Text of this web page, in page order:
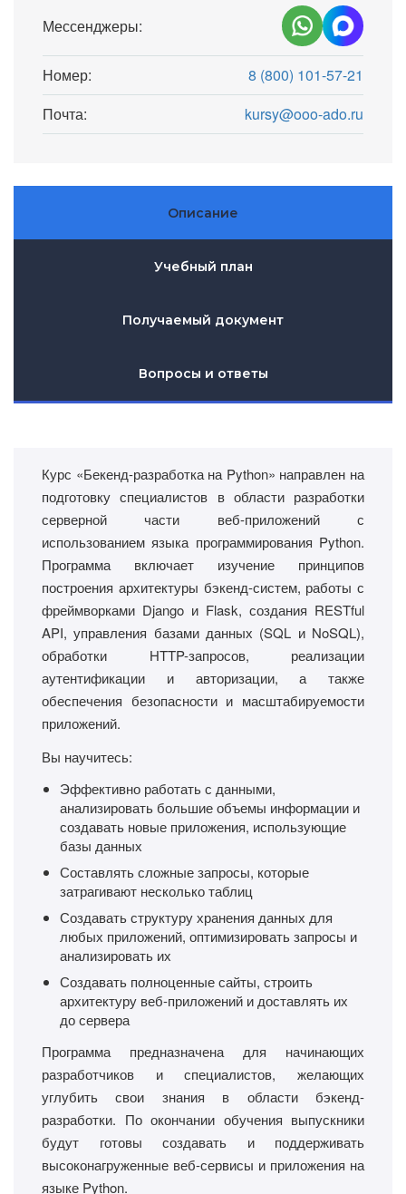
Мессенджеры:
Номер:
8 (800) 101-57-21
Почта:
kursy@ooo-ado.ru
Описание
Учебный план
Получаемый документ
Вопросы и ответы
Курс «Бекенд-разработка на Python» направлен на
подготовку специалистов в области разработки
серверной части веб-приложений с
использованием языка программирования Python.
Программа включает изучение принципов
построения архитектуры бэкенд-систем, работы с
фреймворками Django и Flask, создания RESTful
API, управления базами данных (SQL и NoSQL),
обработки HTTP-запросов, реализации
аутентификации и авторизации, а также
обеспечения безопасности и масштабируемости
приложений.
Вы научитесь:
Эффективно работать с данными,
анализировать большие объемы информации и
создавать новые приложения, использующие
базы данных
Составлять сложные запросы, которые
затрагивают несколько таблиц
Создавать структуру хранения данных для
любых приложений, оптимизировать запросы и
анализировать их
Создавать полноценные сайты, строить
архитектуру веб-приложений и доставлять их
до сервера
Программа предназначена для начинающих
разработчиков и специалистов, желающих
углубить свои знания в области бэкенд-
разработки. По окончании обучения выпускники
будут готовы создавать и поддерживать
высоконагруженные веб-сервисы и приложения на
языке Python.